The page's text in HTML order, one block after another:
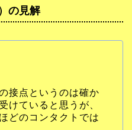
の見解
接点というのは確か
けていると思うが、
どのコンタクトでは